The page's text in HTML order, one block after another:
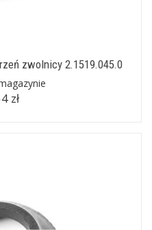
zwolnicy 2.1519.045.0
zł